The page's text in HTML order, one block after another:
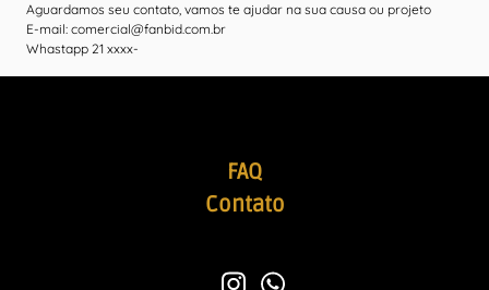
Aguardamos seu contato, vamos te ajudar na sua causa ou projeto
E-mail: comercial@fanbid.com.br
Whastapp 21 xxxx-
FAQ
Contato